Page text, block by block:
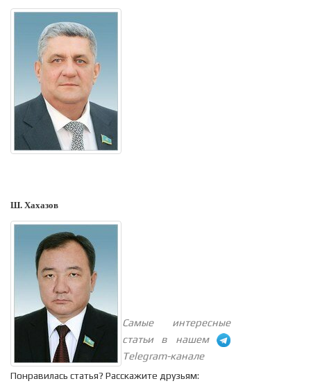
Ш. Хахазов
Самые интересные
статьи в нашем
Telegram-канале
Понравилась статья? Расскажите друзьям: